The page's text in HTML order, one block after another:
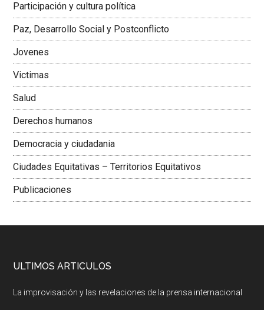
Colombiana
Participación y cultura política
Paz, Desarrollo Social y Postconflicto
Jovenes
Victimas
Salud
Derechos humanos
Democracia y ciudadania
Ciudades Equitativas – Territorios Equitativos
Publicaciones
ULTIMOS ARTICULOS
La improvisación y las revelaciones de la prensa internacional